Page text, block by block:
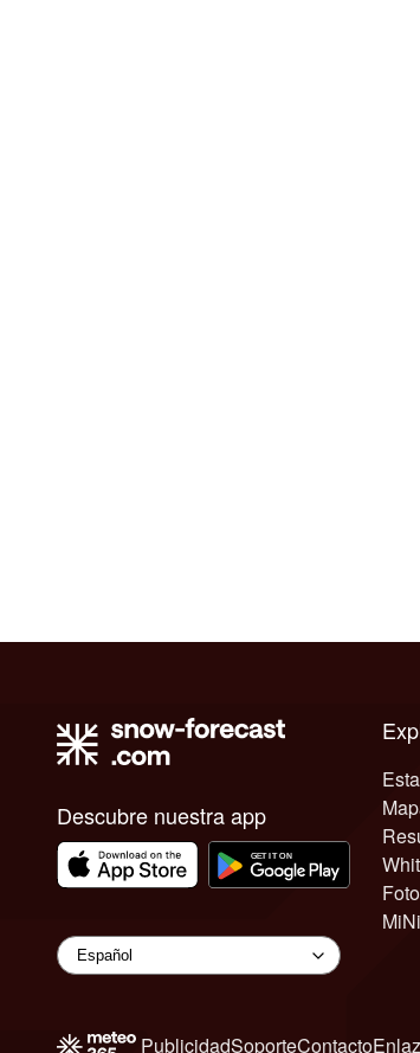
Descubre nuestra app
PublicidadSoporteContacto